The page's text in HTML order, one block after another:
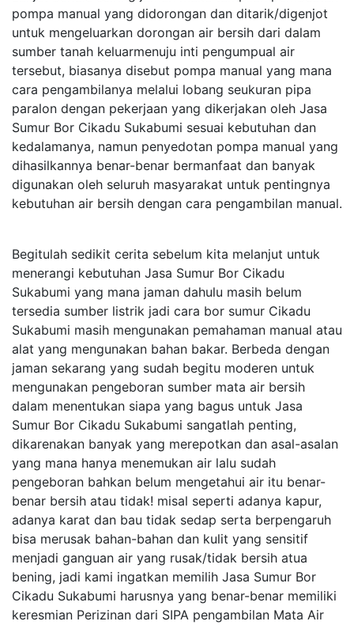
pompa manual yang didorongan dan ditarik/digenjot
untuk mengeluarkan dorongan air bersih dari dalam
sumber tanah keluarmenuju inti pengumpual air
tersebut, biasanya disebut pompa manual yang mana
cara pengambilanya melalui lobang seukuran pipa
paralon dengan pekerjaan yang dikerjakan oleh Jasa
Sumur Bor Cikadu Sukabumi sesuai kebutuhan dan
kedalamanya, namun penyedotan pompa manual yang
dihasilkannya benar-benar bermanfaat dan banyak
digunakan oleh seluruh masyarakat untuk pentingnya
kebutuhan air bersih dengan cara pengambilan manual.
Begitulah sedikit cerita sebelum kita melanjut untuk
menerangi kebutuhan Jasa Sumur Bor Cikadu
Sukabumi yang mana jaman dahulu masih belum
tersedia sumber listrik jadi cara bor sumur Cikadu
Sukabumi masih mengunakan pemahaman manual atau
alat yang mengunakan bahan bakar. Berbeda dengan
jaman sekarang yang sudah begitu moderen untuk
mengunakan pengeboran sumber mata air bersih
dalam menentukan siapa yang bagus untuk Jasa
Sumur Bor Cikadu Sukabumi sangatlah penting,
dikarenakan banyak yang merepotkan dan asal-asalan
yang mana hanya menemukan air lalu sudah
pengeboran bahkan belum mengetahui air itu benar-
benar bersih atau tidak! misal seperti adanya kapur,
adanya karat dan bau tidak sedap serta berpengaruh
bisa merusak bahan-bahan dan kulit yang sensitif
menjadi ganguan air yang rusak/tidak bersih atua
bening, jadi kami ingatkan memilih Jasa Sumur Bor
Cikadu Sukabumi harusnya yang benar-benar memiliki
keresmian Perizinan dari SIPA pengambilan Mata Air